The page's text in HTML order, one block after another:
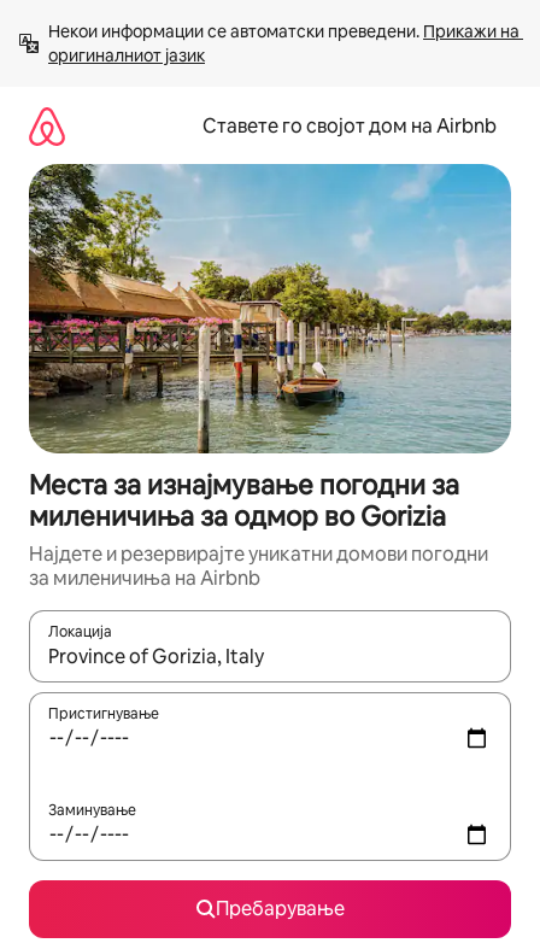
содржина
Некои информации се автоматски преведени. Прикажи на
оригиналниот јазик
Ставете го својот дом на Airbnb
Места за изнајмување погодни за
миленичиња за одмор во Gorizia
Најдете и резервирајте уникатни домови погодни
за миленичиња на Airbnb
Локација
Кога резултатите се достапни, движете се со копчињата
Пристигнување
Заминување
Пребарување